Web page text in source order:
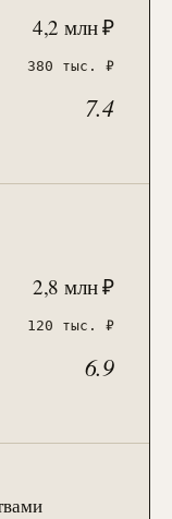
4,2 млн ₽
380 тыс. ₽
7.4
2,8 млн ₽
120 тыс. ₽
6.9